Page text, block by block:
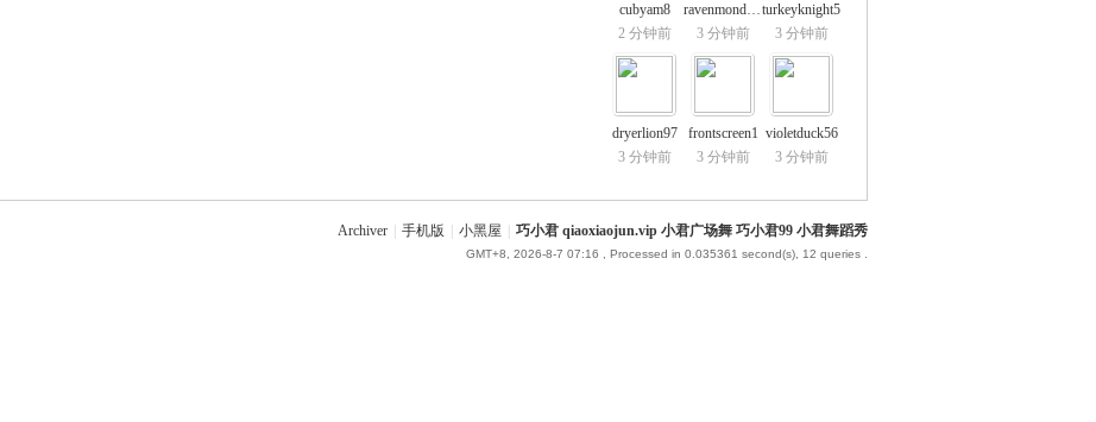
cubyam8
2 分钟前
ravenmonday7
3 分钟前
turkeyknight5
3 分钟前
dryerlion97
3 分钟前
frontscreen1
3 分钟前
violetduck56
3 分钟前
Archiver 手机版 小黑屋 巧小君 qiaoxiaojun.vip 小君广场舞 巧小君99 小君舞蹈秀
GMT+8, 2026-8-7 07:16 , Processed in 0.035361 second(s), 12 queries .